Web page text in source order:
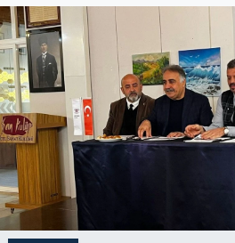
Çaycuma
Gökçebey
Devrek
Özel
Mesaj
Tüm Manşetler
Son Dakika Haberleri
Haber Arşivi